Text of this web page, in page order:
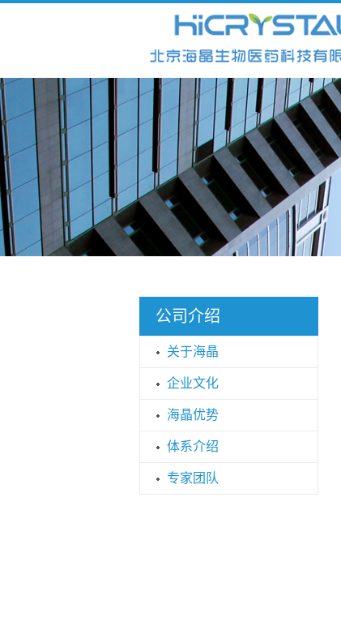
公司介绍
关于海晶
企业文化
海晶优势
体系介绍
专家团队